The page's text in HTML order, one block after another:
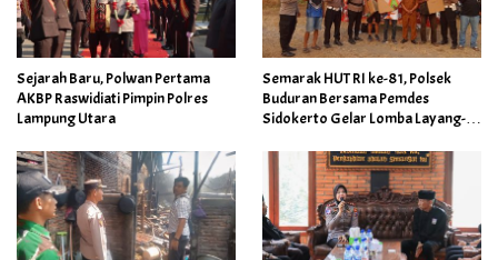
Sejarah Baru, Polwan Pertama
AKBP Raswidiati Pimpin Polres
Lampung Utara
Semarak HUT RI ke-81, Polsek
Buduran Bersama Pemdes
Sidokerto Gelar Lomba Layang-